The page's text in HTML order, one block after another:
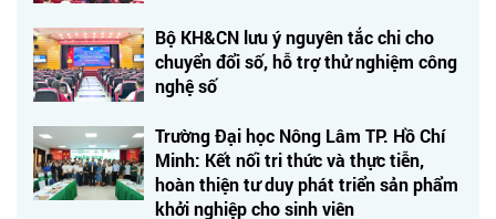
Bộ KH&CN lưu ý nguyên tắc chi cho
chuyển đổi số, hỗ trợ thử nghiệm công
nghệ số
Trường Đại học Nông Lâm TP. Hồ Chí
Minh: Kết nối tri thức và thực tiễn,
hoàn thiện tư duy phát triển sản phẩm
khởi nghiệp cho sinh viên